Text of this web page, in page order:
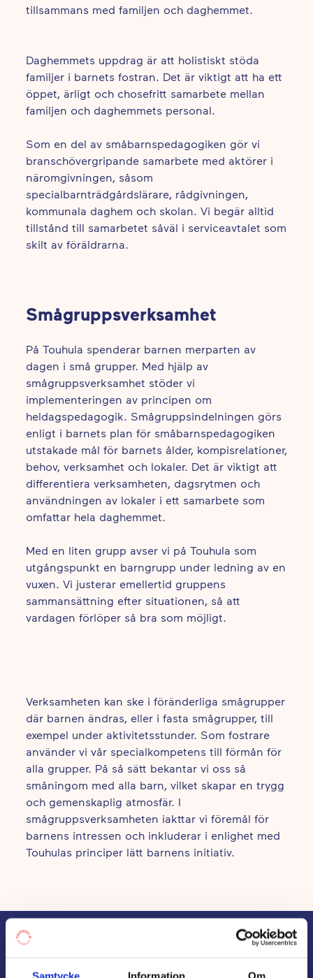
tillsammans med familjen och daghemmet.
Daghemmets uppdrag är att holistiskt stöda
familjer i barnets fostran. Det är viktigt att ha ett
öppet, ärligt och chosefritt samarbete mellan
familjen och daghemmets personal.
Som en del av småbarnspedagogiken gör vi
branschövergripande samarbete med aktörer i
näromgivningen, såsom
specialbarnträdgårdslärare, rådgivningen,
kommunala daghem och skolan. Vi begär alltid
tillstånd till samarbetet såväl i serviceavtalet som
skilt av föräldrarna.
Smågruppsverksamhet
På Touhula spenderar barnen merparten av
dagen i små grupper. Med hjälp av
smågruppsverksamhet stöder vi
implementeringen av principen om
heldagspedagogik. Smågruppsindelningen görs
enligt i barnets plan för småbarnspedagogiken
utstakade mål för barnets ålder, kompisrelationer,
behov, verksamhet och lokaler. Det är viktigt att
differentiera verksamheten, dagsrytmen och
användningen av lokaler i ett samarbete som
omfattar hela daghemmet.
Med en liten grupp avser vi på Touhula som
utgångspunkt en barngrupp under ledning av en
vuxen. Vi justerar emellertid gruppens
sammansättning efter situationen, så att
vardagen förlöper så bra som möjligt.
Verksamheten kan ske i föränderliga smågrupper
där barnen ändras, eller i fasta smågrupper, till
exempel under aktivitetsstunder. Som fostrare
använder vi vår specialkompetens till förmån för
alla grupper. På så sätt bekantar vi oss så
småningom med alla barn, vilket skapar en trygg
och gemenskaplig atmosfär. I
smågruppsverksamheten iakttar vi föremål för
barnens intressen och inkluderar i enlighet med
Touhulas principer lätt barnens initiativ.